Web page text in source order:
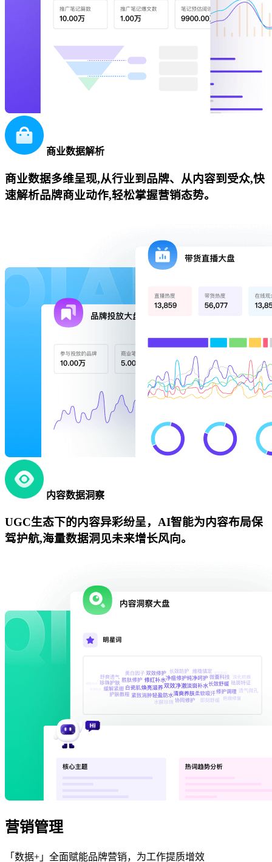
商业数据解析
商业数据多维呈现,从行业到品牌、从内容到受众,快
速解析品牌商业动作,轻松掌握营销态势。
内容数据洞察
UGC生态下的内容异彩纷呈，AI智能为内容布局保
驾护航,海量数据洞见未来增长风向。
营销管理
「数据+」全面赋能品牌营销，为工作提质增效